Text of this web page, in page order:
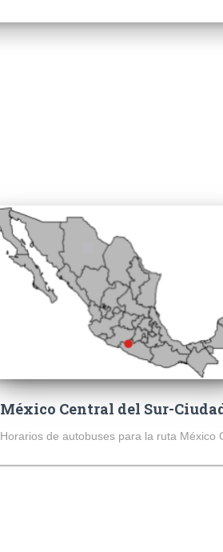
México Central del Sur-
Horarios de autobuses para la ruta México